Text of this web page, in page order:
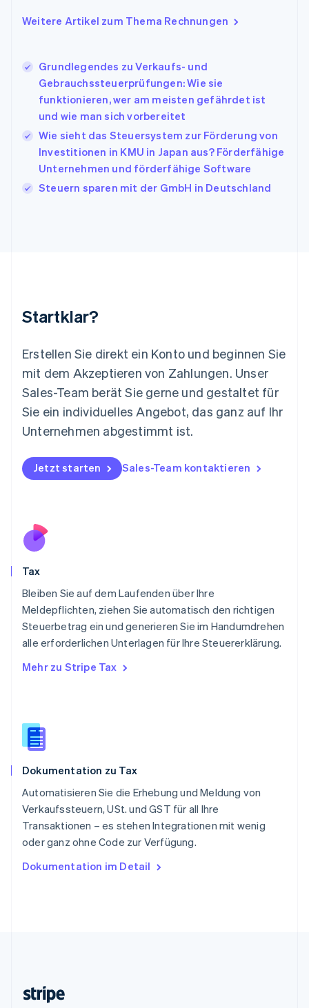
Weitere Artikel zum Thema Rechnungen
Grundlegendes zu Verkaufs- und
Gebrauchssteuerprüfungen: Wie sie
funktionieren, wer am meisten gefährdet ist
und wie man sich vorbereitet
Wie sieht das Steuersystem zur Förderung von
Investitionen in KMU in Japan aus? Förderfähige
Unternehmen und förderfähige Software
Steuern sparen mit der GmbH in Deutschland
Startklar?
Erstellen Sie direkt ein Konto und beginnen Sie
mit dem Akzeptieren von Zahlungen. Unser
Sales-Team berät Sie gerne und gestaltet für
Sie ein individuelles Angebot, das ganz auf Ihr
Unternehmen abgestimmt ist.
Jetzt starten Sales-Team kontaktieren
Tax
Bleiben Sie auf dem Laufenden über Ihre
Meldepflichten, ziehen Sie automatisch den richtigen
Steuerbetrag ein und generieren Sie im Handumdrehen
alle erforderlichen Unterlagen für Ihre Steuererklärung.
Mehr zu Stripe Tax
Dokumentation zu Tax
Automatisieren Sie die Erhebung und Meldung von
Verkaufssteuern, USt. und GST für all Ihre
Transaktionen – es stehen Integrationen mit wenig
oder ganz ohne Code zur Verfügung.
Dokumentation im Detail
English
Italien
ItalianoEnglish
Japan
Kanada
EnglishFrançais
Kroatien
English
English简体中文
English
Mexiko
Español English
Neuseeland
English
NederlandsEnglish
English
Österreich
Portugal
Português
Schweden
Schweiz
DeutschFrançaisItalianoEnglish
Singapur
Slowakei
Sonderverwaltungsregion Hongkong,
China
Spanien
EspañolEnglish
Thailand
Tschechische Republik
English
English